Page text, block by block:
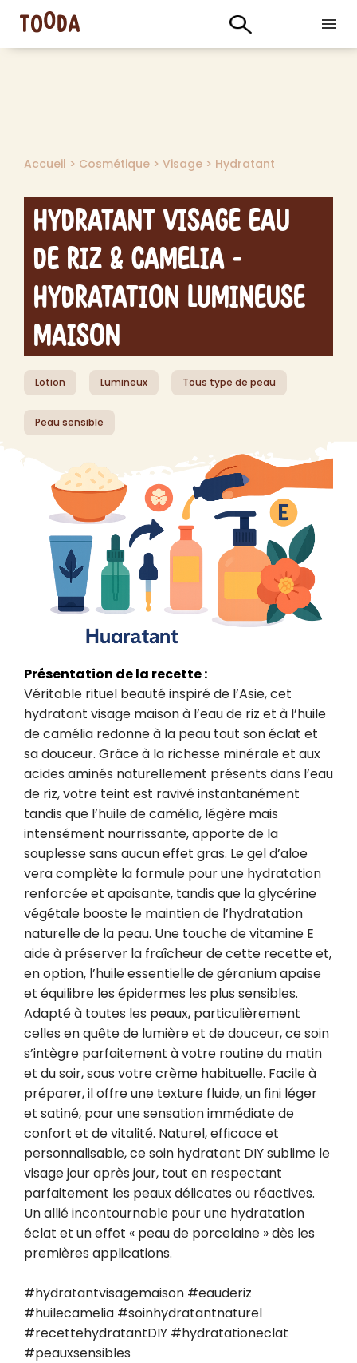
Accueil > Cosmétique > Visage > Hydratant
Hydratant Visage Eau
de Riz & Camelia -
Hydratation Lumineuse
Maison
Lotion Lumineux Tous type de peau
Peau sensible
Présentation de la recette :
Véritable rituel beauté inspiré de l’Asie, cet
hydratant visage maison à l’eau de riz et à l’huile
de camélia redonne à la peau tout son éclat et
sa douceur. Grâce à la richesse minérale et aux
acides aminés naturellement présents dans l’eau
de riz, votre teint est ravivé instantanément
tandis que l’huile de camélia, légère mais
intensément nourrissante, apporte de la
souplesse sans aucun effet gras. Le gel d’aloe
vera complète la formule pour une hydratation
renforcée et apaisante, tandis que la glycérine
végétale booste le maintien de l’hydratation
naturelle de la peau. Une touche de vitamine E
aide à préserver la fraîcheur de cette recette et,
en option, l’huile essentielle de géranium apaise
et équilibre les épidermes les plus sensibles.
Adapté à toutes les peaux, particulièrement
celles en quête de lumière et de douceur, ce soin
s’intègre parfaitement à votre routine du matin
et du soir, sous votre crème habituelle. Facile à
préparer, il offre une texture fluide, un fini léger
et satiné, pour une sensation immédiate de
confort et de vitalité. Naturel, efficace et
personnalisable, ce soin hydratant DIY sublime le
visage jour après jour, tout en respectant
parfaitement les peaux délicates ou réactives.
Un allié incontournable pour une hydratation
éclat et un effet « peau de porcelaine » dès les
premières applications.
#hydratantvisagemaison #eauderiz
#huilecamelia #soinhydratantnaturel
#recettehydratantDIY #hydratationeclat
#peauxsensibles